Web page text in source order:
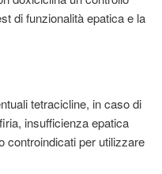
di funzionalità epatica e la
tetracicline, in caso di
insufficienza epatica
controindicati per utilizzare